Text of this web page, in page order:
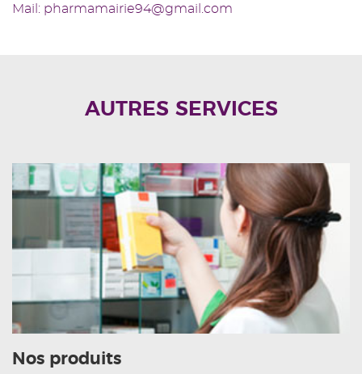
Mail: pharmamairie94@gmail.com
AUTRES SERVICES
Nos produits